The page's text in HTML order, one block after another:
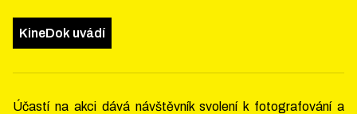
KineDok uvádí
Účastí na akci dává návštěvník svolení k fotografování a